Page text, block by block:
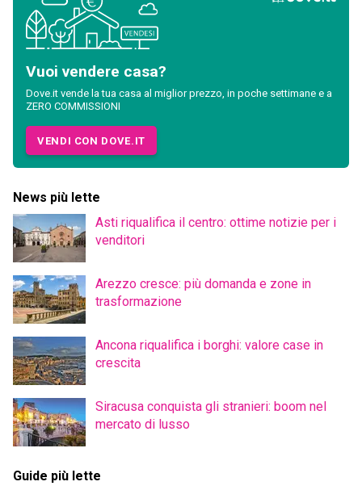
Vuoi vendere casa?
Dove.it vende la tua casa al miglior prezzo, in poche settimane e a
ZERO COMMISSIONI
VENDI CON DOVE.IT
News più lette
Asti riqualifica il centro: ottime notizie per i
venditori
Arezzo cresce: più domanda e zone in
trasformazione
Ancona riqualifica i borghi: valore case in
crescita
Siracusa conquista gli stranieri: boom nel
mercato di lusso
Guide più lette